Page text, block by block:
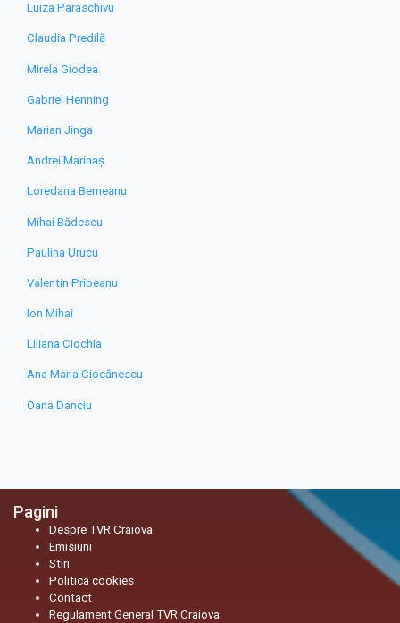
Luiza Paraschivu
Claudia Predilă
Mirela Giodea
Gabriel Henning
Marian Jinga
Andrei Marinaș
Loredana Berneanu
Mihai Bădescu
Paulina Urucu
Valentin Pribeanu
Ion Mihai
Liliana Ciochia
Ana Maria Ciocănescu
Oana Danciu
Pagini
Despre TVR Craiova
Emisiuni
Stiri
Politica cookies
Contact
Regulament General TVR Craiova